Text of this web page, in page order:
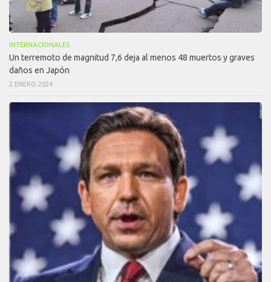
INTERNACIONALES
Un terremoto de magnitud 7,6 deja al menos 48 muertos y graves
daños en Japón
2 ENERO 2024